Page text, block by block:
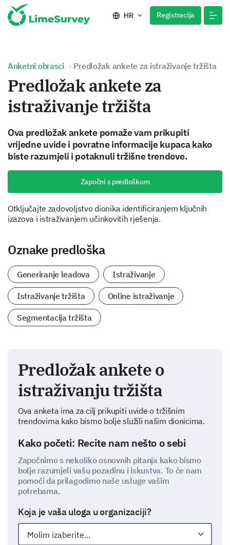
HR Registracija
Anketni obrasci Predložak ankete za istraživanje tržišta
Predložak ankete za
istraživanje tržišta
Ova predložak ankete pomaže vam prikupiti
vrijedne uvide i povratne informacije kupaca kako
biste razumjeli i potaknuli tržišne trendove.
Započni s predloškom
Otključajte zadovoljstvo dionika identificiranjem ključnih
izazova i istraživanjem učinkovitih rješenja.
Oznake predloška
Generiranje leadova Istraživanje
Istraživanje tržišta Online istraživanje
Segmentacija tržišta
Predložak ankete o
istraživanju tržišta
Ova anketa ima za cilj prikupiti uvide o tržišnim
trendovima kako bismo bolje služili našim dionicima.
Kako početi: Recite nam nešto o sebi
Započnimo s nekoliko osnovnih pitanja kako bismo
bolje razumjeli vašu pozadinu i iskustva. To će nam
pomoći da prilagodimo naše usluge vašim
potrebama.
Koja je vaša uloga u organizaciji?